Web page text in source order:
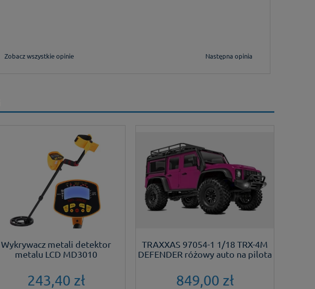
Kupuję w tym sklepie od ładnych kilku lat, profesjonalna obsługa na
Lucjan Kupiec
Zobacz wszystkie opinie Następna opinia
Wykrywacz metali detektor
metalu LCD MD3010
243,40 zł
TRAXXAS 97054-1 1/18 TRX-4M
DEFENDER różowy auto na pilota
849,00 zł